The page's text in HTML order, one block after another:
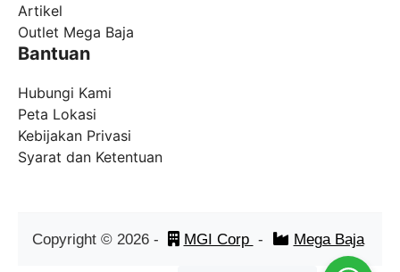
Artikel
Outlet Mega Baja
Bantuan
Hubungi Kami
Peta Lokasi
Kebijakan Privasi
Syarat dan Ketentuan
Copyright © 2026- MGI Corp - Mega Baja